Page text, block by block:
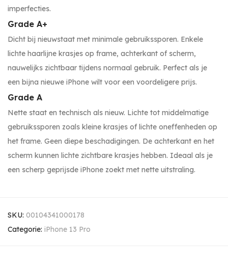
imperfecties.
Grade A+
Dicht bij nieuwstaat met minimale gebruikssporen. Enkele
lichte haarlijne krasjes op frame, achterkant of scherm,
nauwelijks zichtbaar tijdens normaal gebruik. Perfect als je
een bijna nieuwe iPhone wilt voor een voordeligere prijs.
Grade A
Nette staat en technisch als nieuw. Lichte tot middelmatige
gebruikssporen zoals kleine krasjes of lichte oneffenheden op
het frame. Geen diepe beschadigingen. De achterkant en het
scherm kunnen lichte zichtbare krasjes hebben. Ideaal als je
een scherp geprijsde iPhone zoekt met nette uitstraling.
SKU: 00104341000178
Categorie: iPhone 13 Pro